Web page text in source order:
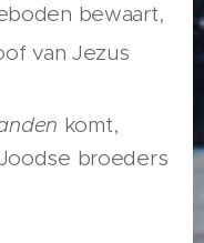
bewaart,
van Jezus
komt,
broeders